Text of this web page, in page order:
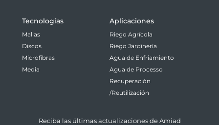
Tecnologías
Mallas
Discos
Microfibras
Media
Aplicaciones
Riego Agrícola
Riego Jardinería
Agua de Enfriamiento
Agua de Processo
Recuperación
/Reutilización
Reciba las últimas actualizaciones de Amiad